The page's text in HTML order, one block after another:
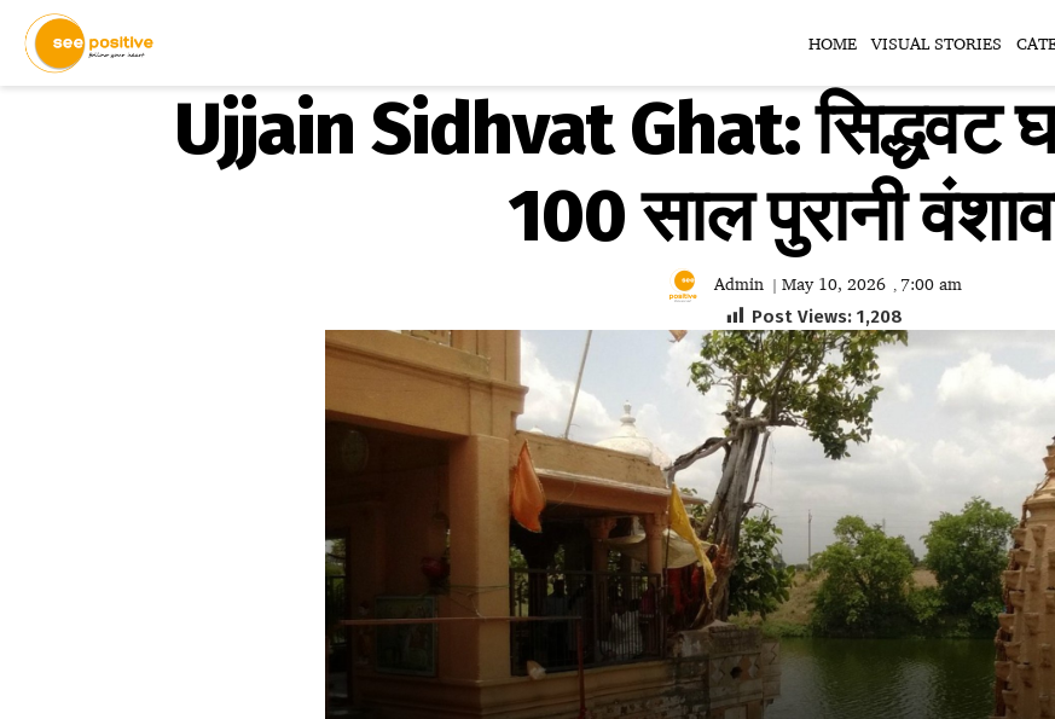
HOME VISUAL STORIES
Ujjain Sidhvat Ghat: सिद्धवट
100 साल पुरानी
Admin | May 10, 2026 , 7:00 am
Post Views: 1,208